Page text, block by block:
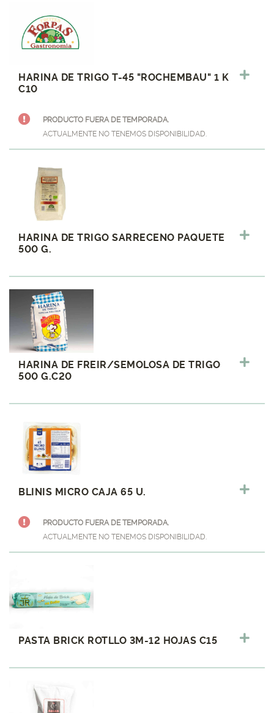
HARINA DE TRIGO T-45 "ROCHEMBAU" 1 K
C10
PRODUCTO FUERA DE TEMPORADA.
ACTUALMENTE NO TENEMOS DISPONIBILIDAD.
HARINA DE TRIGO SARRECENO PAQUETE
500 G.
HARINA DE FREIR/SEMOLOSA DE TRIGO
500 G.C20
BLINIS MICRO CAJA 65 U.
PRODUCTO FUERA DE TEMPORADA.
ACTUALMENTE NO TENEMOS DISPONIBILIDAD.
PASTA BRICK ROTLLO 3M-12 HOJAS C15